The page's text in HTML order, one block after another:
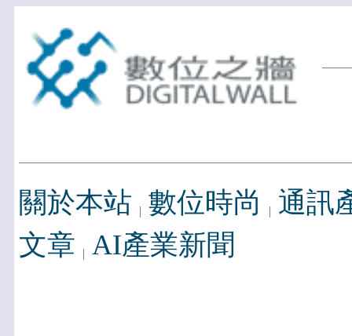
關於本站 數位時尚
通訊
文章 AI產業新聞